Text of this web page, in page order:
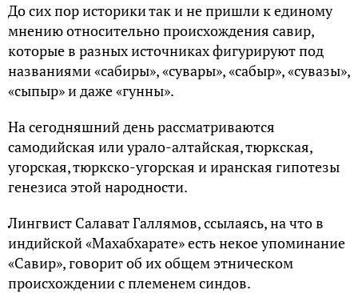
До сих пор историки так и не пришли к единому
мнению относительно происхождения савир,
которые в разных источниках фигурируют под
названиями «сабиры», «сувары», «сабыр», «сувазы»,
«сыпыр» и даже «гунны».
На сегодняшний день рассматриваются
самодийская или урало-алтайская, тюркская,
угорская, тюркско-угорская и иранская гипотезы
генезиса этой народности.
Лингвист Салават Галлямов, ссылаясь, на что в
индийской «Махабхарате» есть некое упоминание
«Савир», говорит об их общем этническом
происхождении с племенем синдов.